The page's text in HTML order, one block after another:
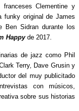
Clementine y
funky original de James
Ben Sidran durante los
Happyde 2017.
de jazz como Phil
Terry, Dave Grusin y
del muy publicitado
con músicos,
sobre sus historias